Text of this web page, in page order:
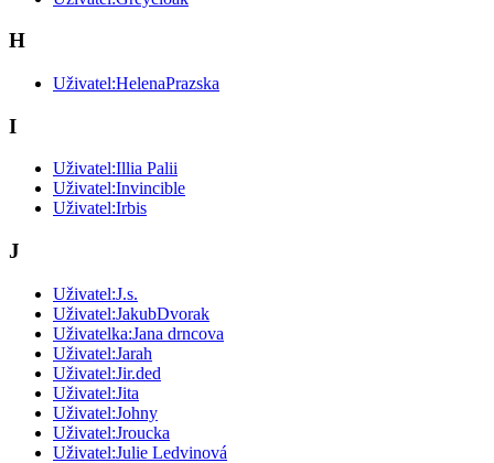
H
Uživatel:HelenaPrazska
I
Uživatel:Illia Palii
Uživatel:Invincible
Uživatel:Irbis
J
Uživatel:J.s.
Uživatel:JakubDvorak
Uživatelka:Jana drncova
Uživatel:Jarah
Uživatel:Jir.ded
Uživatel:Jita
Uživatel:Johny
Uživatel:Jroucka
Uživatel:Julie Ledvinová